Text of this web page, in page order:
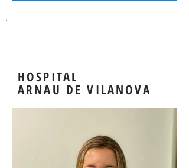
HOSPITAL
ARNAU DE VILANOVA